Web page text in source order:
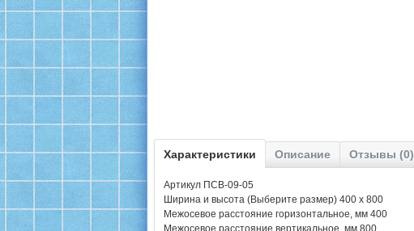
Характеристики Описание Отзывы (0)
Артикул ПСВ-09-05
Ширина и высота (Выберите размер) 400 х 800
Межосевое расстояние горизонтальное, мм 400
Межосевое расстояние вертикальное, мм 800